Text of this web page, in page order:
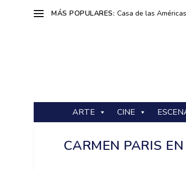
MÁS POPULARES: Casa de las
ARTE CINE
CARMEN PARIS